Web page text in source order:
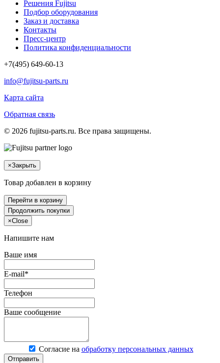
Решения Fujitsu
Подбор оборудования
Заказ и доставка
Контакты
Пресс-центр
Политика конфиденциальности
+7(495) 649-60-13
info@fujitsu-parts.ru
Карта сайта
Обратная связь
© 2026 fujitsu-parts.ru. Все права защищены.
×Закрыть
Товар добавлен в корзину
Перейти в корзину
Продолжить покупки
×Close
Напишите нам
Ваше имя
E-mail*
Телефон
Ваше сообщение
Согласие на обработку персональных данных
Отправить